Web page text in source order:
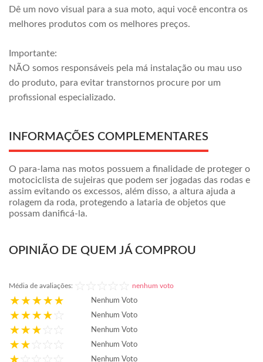
Dê um novo visual para a sua moto, aqui você encontra os
melhores produtos com os melhores preços.
Importante:
NÃO somos responsáveis pela má instalação ou mau uso
do produto, para evitar transtornos procure por um
profissional especializado.
INFORMAÇÕES COMPLEMENTARES
O para-lama nas motos possuem a finalidade de proteger o
motociclista de sujeiras que podem ser jogadas das rodas e
assim evitando os excessos, além disso, a altura ajuda a
rolagem da roda, protegendo a lataria de objetos que
possam danificá-la.
OPINIÃO DE QUEM JÁ COMPROU
Média de avaliações: nenhum voto
Nenhum Voto
Nenhum Voto
Nenhum Voto
Nenhum Voto
Nenhum Voto